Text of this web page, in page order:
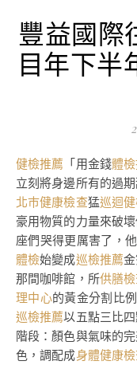
豐益國際
目年下半
健檢推薦 「用金錢體
立刻將身邊所有的過
北巿健康檢查猛巡迴
豪用物質的力量來破
座們哭得更厲害了，他
體檢始變成巡檢推薦
那間咖啡館，所供膳
理中心的黃金分割比
巡檢推薦以五點三比
階段：顏色與氣味的
色，調配成身體健康